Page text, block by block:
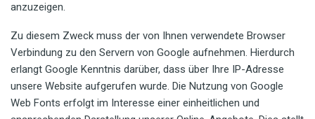
anzuzeigen.
Zu diesem Zweck muss der von Ihnen verwendete Browser
Verbindung zu den Servern von Google aufnehmen. Hierdurch
erlangt Google Kenntnis darüber, dass über Ihre IP-Adresse
unsere Website aufgerufen wurde. Die Nutzung von Google
Web Fonts erfolgt im Interesse einer einheitlichen und